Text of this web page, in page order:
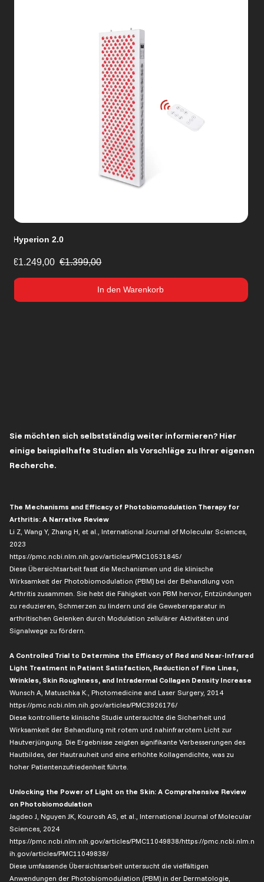
Selene
€249,00 €279,00
Out of stock
Sie möchten sich selbstständig weiter informieren? Hier
einige beispielhafte Studien als Vorschläge zu Ihrer eigenen
Recherche.
The Mechanisms and Efficacy of Photobiomodulation Therapy for
Arthritis: A Narrative Review
Li Z, Wang Y, Zhang H, et al., International Journal of Molecular Sciences,
2023
https://pmc.ncbi.nlm.nih.gov/articles/PMC10531845/
Diese Übersichtsarbeit fasst die Mechanismen und die klinische
Wirksamkeit der Photobiomodulation (PBM) bei der Behandlung von
Arthritis zusammen. Sie hebt die Fähigkeit von PBM hervor, Entzündungen
zu reduzieren, Schmerzen zu lindern und die Gewebereparatur in
arthritischen Gelenken durch Modulation zellulärer Aktivitäten und
Signalwege zu fördern.
A Controlled Trial to Determine the Efficacy of Red and Near-Infrared
Light Treatment in Patient Satisfaction, Reduction of Fine Lines,
Wrinkles, Skin Roughness, and Intradermal Collagen Density Increase
Wunsch A, Matuschka K., Photomedicine and Laser Surgery, 2014
https://pmc.ncbi.nlm.nih.gov/articles/PMC3926176/
Diese kontrollierte klinische Studie untersuchte die Sicherheit und
Wirksamkeit der Behandlung mit rotem und nahinfrarotem Licht zur
Hautverjüngung. Die Ergebnisse zeigten signifikante Verbesserungen des
Hautbildes, der Hautrauheit und eine erhöhte Kollagendichte, was zu
hoher Patientenzufriedenheit führte.
Unlocking the Power of Light on the Skin: A Comprehensive Review
on Photobiomodulation
Jagdeo J, Nguyen JK, Kourosh AS, et al., International Journal of Molecular
Sciences, 2024
https://pmc.ncbi.nlm.nih.gov/articles/PMC11049838/https://pmc.ncbi.nlm.n
ih.gov/articles/PMC11049838/
Diese umfassende Übersichtsarbeit untersucht die vielfältigen
Anwendungen der Photobiomodulation (PBM) in der Dermatologie,